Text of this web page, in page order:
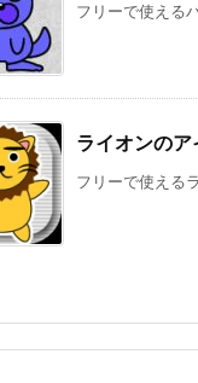
フリーで使える
ライオンのア
フリーで使える